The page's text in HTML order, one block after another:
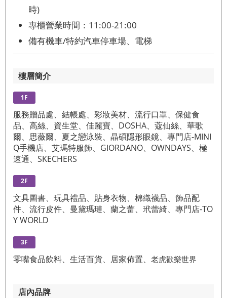
時)
專櫃營業時間：11:00-21:00
備有機車/特約汽車停車場、電梯
樓層簡介
1F
服務贈品處、結帳處、彩妝美材、流行口罩、保健食
品、高絲、資生堂、佳麗寶、DOSHA、蔻仙絲、華歌
爾、思薇爾、夏之戀泳裝、晶碩隱形眼鏡、專門店-MINI
Q手機店、艾瑪特服飾、GIORDANO、OWNDAYS、極
速通、SKECHERS
2F
文具圖書、玩具禮品、貼身衣物、棉織襪品、飾品配
件、流行皮件、曼黛瑪璉、蘭之蕾、玳蕾綺、專門店-TO
Y WORLD
3F
零嘴食品飲料、生活百貨、居家佈置、 老虎歡樂世界
店內品牌